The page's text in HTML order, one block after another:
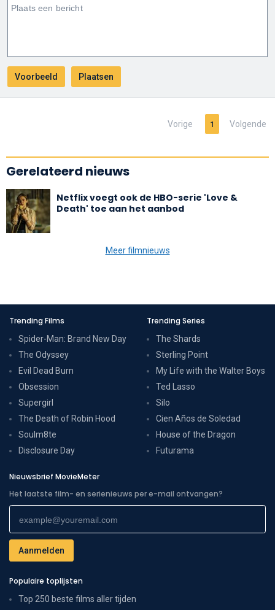
Vorige 1 Volgende
Gerelateerd nieuws
Netflix voegt ook de HBO-serie 'Love &
Death' toe aan het aanbod
Meer filmnieuws
Trending Films
Spider-Man: Brand New Day
The Odyssey
Evil Dead Burn
Obsession
Supergirl
The Death of Robin Hood
Soulm8te
Disclosure Day
Trending Series
The Shards
Sterling Point
My Life with the Walter Boys
Ted Lasso
Silo
Cien Años de Soledad
House of the Dragon
Futurama
Nieuwsbrief MovieMeter
Het laatste film- en serienieuws per e-mail ontvangen?
Populaire toplijsten
Top 250 beste films aller tijden